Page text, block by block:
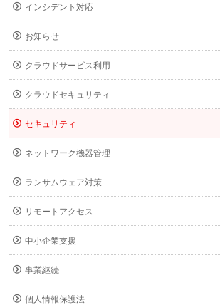
インシデント対応
お知らせ
クラウドサービス利用
クラウドセキュリティ
セキュリティ
ネットワーク機器管理
ランサムウェア対策
リモートアクセス
中小企業支援
事業継続
個人情報保護法